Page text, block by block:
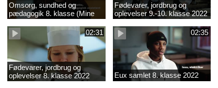
Omsorg, sundhed og
pædagogik 8. klasse (Mine
introkurser) 2022
Fødevarer, jordbrug og
oplevelser 9.-10. klasse 2022
02:31
Fødevarer, jordbrug og
oplevelser 8. klasse 2022
02:35
Eux samlet 8. klasse 2022